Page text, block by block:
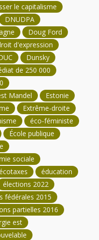
le capitalisme
DNUDPA
Doug Ford
d'expression
Dunsky
de 250 000
Mandel
Estonie
Extrême-droite
éco-féministe
École publique
sociale
éducation
élections 2022
fédérales 2015
partielles 2016
est